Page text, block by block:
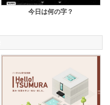
今日は何の字？